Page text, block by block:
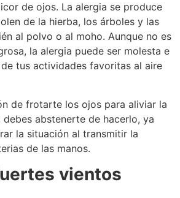
de ojos. La alergia se produce
de la hierba, los árboles y las
al polvo o al moho. Aunque no es
la alergia puede ser molesta e
tus actividades favoritas al aire
de frotarte los ojos para aliviar la
debes abstenerte de hacerlo, ya
la situación al transmitir la
de las manos.
vientos